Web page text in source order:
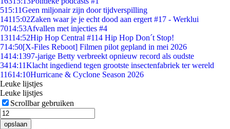
515:11Geen miljonair zijn door tijdverspilling
14115:02Zaken waar je je echt dood aan ergert #17 - Werklui
7014:53Afvallen met injecties #4
13114:52Hip Hop Central #114 Hip Hop Don´t Stop!
714:50[X-Files Reboot] Filmen pilot gepland in mei 2026
1414:1397-jarige Betty verbreekt opnieuw record als oudste
3414:11Klacht ingediend tegen grootste insectenfabriek ter wereld
11614:10Hurricane & Cyclone Season 2026
Leuke lijstjes
Leuke lijstjes
Scrollbar gebruiken
opslaan